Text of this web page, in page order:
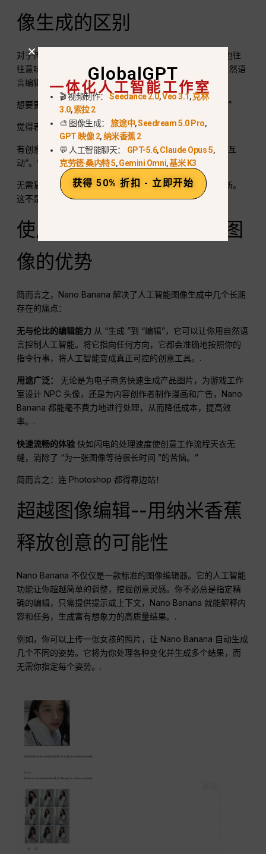
像生成的区别
对于传统的人工智能图像生成，即使是改变一个小细节，也往
往意味着要重新开始。Nano Banana 则不同，它是专为自然语
言编辑而设计的。.
想要更改背景？只要输入“把背景换成赛博朋克风格的森林”
觉得表情不对？“让她开心地笑，再加上柔和的侧光”。”
有创意吗？“把这个人和这只猫合二为一，让他们在沙发上互
动”。”
无需复杂的图层或工具，只需输入指令，图像就会自动更新。
这不是简单的生成，而是真正的对话式编辑。.
使用 Nano Banana 编辑图
像的优势
简而言之，Nano Banana 解决了人工智能图像生成中几个长期
存在的痛点：
无与伦比的编辑能力 从 “生成 ”到 “编辑”，它可以让你用自然语
言控制人工智能。将它指向任何方向，它都会准确地按照你的
指令行事，将人工智能变成真正可控的创意工具。.
用途广泛：
无论是为电子商务快速生成产品图片，为游戏工作
室设计 NPC 头像，还是为内容创作者制作漫画和广告，Nano
Banana 都能毫不费力地进行处理，从而降低成本，提高效
率。.
快速流畅的体验 快如闪电的处理速度使创意工作流程天衣无
缝，消除了 “为一张图像等待很长时间 ”的苦恼。”
简而言之：连 Photoshop 都得靠边站！
超越图像编辑--用纳米香蕉
释放创意的可能性
Nano Banana 不仅仅是一款标准的图像编辑器。它的人工智能
功能让你超越简单的调整，挖掘创意灵感。你不必总是指定精
确的编辑，只需提供提示或上下文，Nano Banana 就能解释内
容和任务，生成富有想象力的高质量结果。.
例如，你可以上传一张女孩的照片，让 Nano Banana 自动生成
几个不同的姿势。它将为你处理各种变化并生成多个结果，而
无需你指定每个姿势。.
GlobalGPT
一体化人工智能工作室
🎬 视频制作：Seedance 2.0,Veo 3.1,克林
3.0,索拉 2
🎨 图像生成：旅途中,Seedream 5.0 Pro,
GPT 映像 2,纳米香蕉 2
💬 人工智能聊天： GPT-5.6,Claude Opus 5,
克劳德·桑内特 5,Gemini Omni,基米 K3
获得 50% 折扣 - 立即开始